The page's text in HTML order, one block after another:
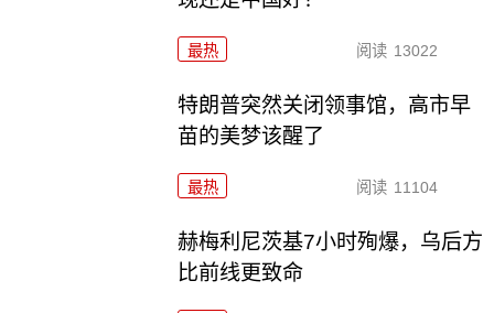
最热 阅读 13022
特朗普突然关闭领事馆，高市早
苗的美梦该醒了
最热 阅读 11104
赫梅利尼茨基7小时殉爆，乌后方
比前线更致命